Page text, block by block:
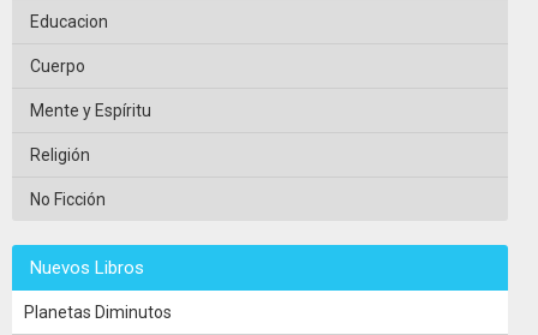
Educacion
Cuerpo
Mente y Espíritu
Religión
No Ficción
Nuevos Libros
Planetas Diminutos